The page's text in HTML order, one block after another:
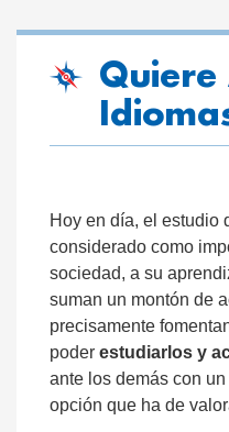
Quiere
Hoy en día, el estudio
considerado como
sociedad, a su
suman un montón de
precisamente
poder estudiarlos y
ante los demás con
opción que ha de